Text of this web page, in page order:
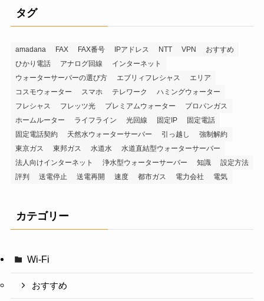
タグ
amadana FAX FAX番号 IPアドレス NTT VPN
おすすめ
ひかり電話
アナログ回線
インターネット
ウォーターサーバーの選び方
エブリィフレシャス
エリア
コスモウォーター
スマホ テレワーク
ハミングウォーター
フレシャス
フレッツ光 プレミアムウォーター
プロパンガス
ホームルーター
ライフライン 光回線 固定IP
固定電話
固定電話契約
天然水ウォーターサーバー 引っ越し
強制解約
東京ガス
東邦ガス 水道水
水道直結型ウォーターサーバー
法人向けインターネット
浄水型ウォーターサーバー 知識
設定方法
評判
送電停止 送電再開 速度 都市ガス 電力会社 電気
カテゴリー
Wi-Fi
おすすめ